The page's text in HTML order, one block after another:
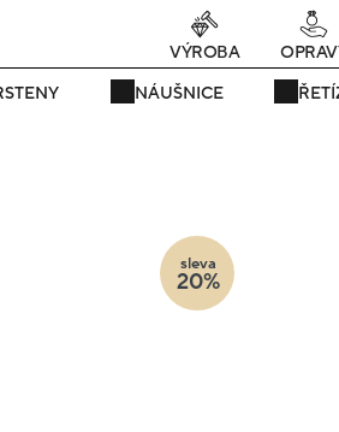
teď! - 20 % na vše! Kód: SRPEN20
NÁUŠNICE
VÝROBA
sleva
20%